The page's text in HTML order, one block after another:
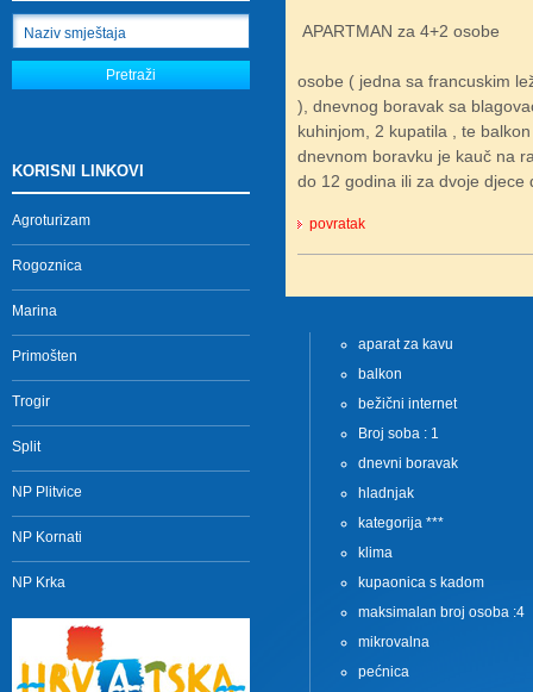
KORISNI LINKOVI
Agroturizam
Rogoznica
Marina
Primošten
Trogir
Split
NP Plitvice
NP Kornati
NP Krka
osobe ( jedna sa francuskim
), dnevnog boravak sa
kuhinjom, 2 kupatila , te
dnevnom boravku je kauč na
do 12 godina ili za dvoje
povratak
aparat za kavu
balkon
bežični internet
Broj soba : 1
dnevni boravak
hladnjak
kategorija ***
klima
kupaonica s kadom
maksimalan broj osoba :4
mikrovalna
pećnica